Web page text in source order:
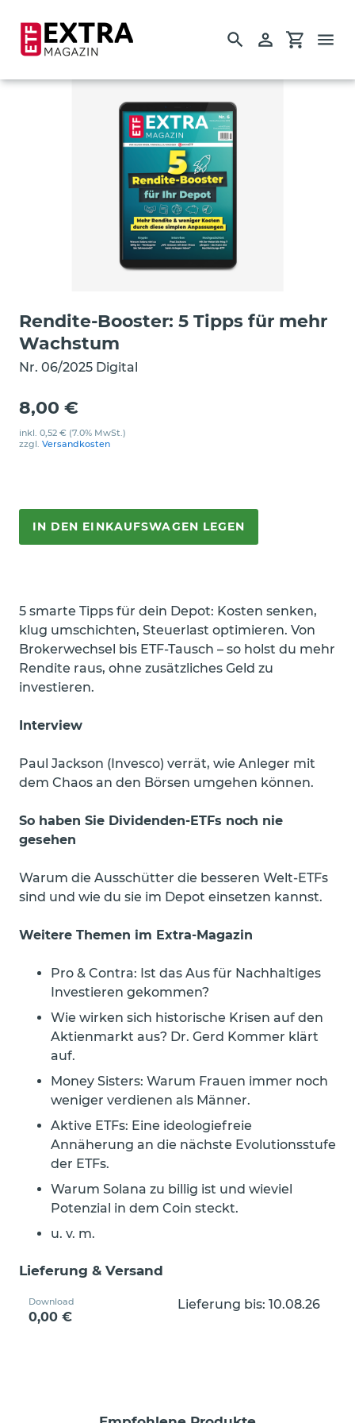
Direkt
SuchenEinloggen
Einzelausgaben
Rendite-Booster: 5 Tipps für mehr
Wachstum
Nr. 06/2025 Digital
8,00 €
inkl. 0,52 € (7.0% MwSt.)
zzgl. Versandkosten
IN DEN EINKAUFSWAGEN LEGEN
5 smarte Tipps für dein Depot: Kosten senken,
klug umschichten, Steuerlast optimieren. Von
Brokerwechsel bis ETF-Tausch – so holst du mehr
Rendite raus, ohne zusätzliches Geld zu
investieren.
Interview
Paul Jackson (Invesco) verrät, wie Anleger mit
dem Chaos an den Börsen umgehen können.
So haben Sie Dividenden-ETFs noch nie
gesehen
Warum die Ausschütter die besseren Welt-ETFs
sind und wie du sie im Depot einsetzen kannst.
Weitere Themen im Extra-Magazin
Pro & Contra: Ist das Aus für Nachhaltiges
Investieren gekommen?
Wie wirken sich historische Krisen auf den
Aktienmarkt aus? Dr. Gerd Kommer klärt
auf.
Money Sisters: Warum Frauen immer noch
weniger verdienen als Männer.
Aktive ETFs: Eine ideologiefreie
Annäherung an die nächste Evolutionsstufe
der ETFs.
Warum Solana zu billig ist und wieviel
Potenzial in dem Coin steckt.
u. v. m.
Lieferung & Versand
Download
0,00 €
Lieferung bis: 10.08.26